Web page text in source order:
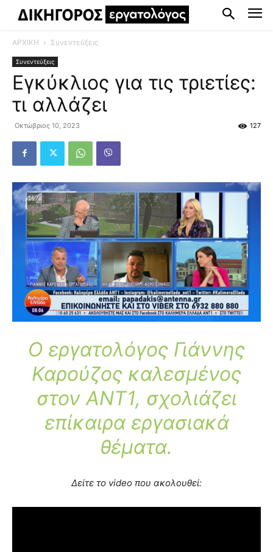
ΑΡΧΙΚΗ Συνεντεύξεις
Συνεντεύξεις
Εγκύκλιος για τις τριετίες:
τι αλλάζει
Οκτώβριος 10, 2023 127
Ο εργατολόγος Γιάννης
Καρούζος καλεσμένος
στον ANT1, σχολιάζει
επίκαιρα εργασιακά
θέματα.
Δείτε το video που ακολουθεί: